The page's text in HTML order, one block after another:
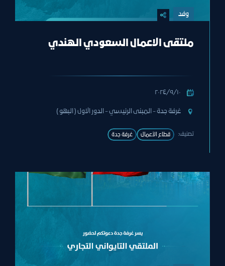
وفد
ملتقى الاعمال السعودي الهندي
١٠‏/٩‏/٢٠٢٤
غرفة جدة - المبنى الرئيسي - الدور الاول ( البهو )
تصنيف: قطاع الأعمال غرفة جدة